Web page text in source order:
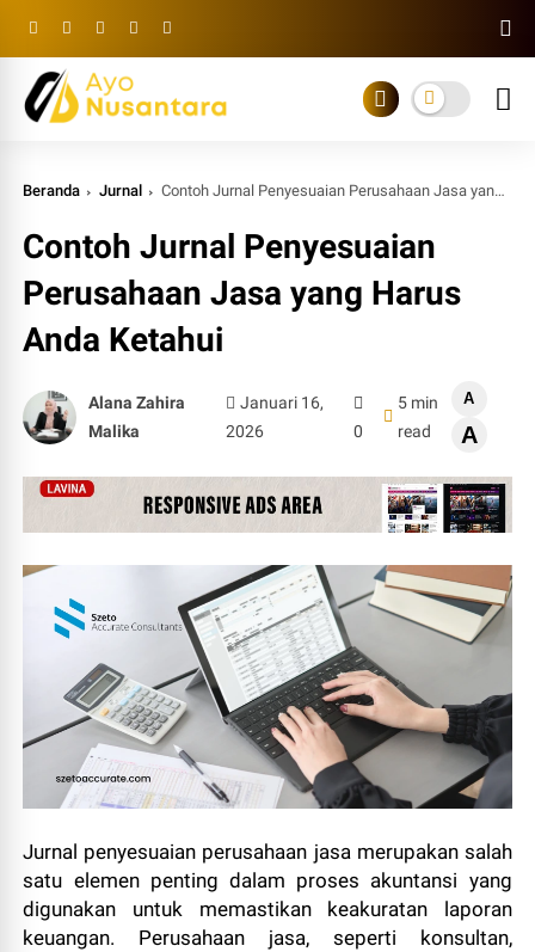
Beranda Jurnal Contoh Jurnal Penyesuaian Perusahaan Jasa yang Harus Anda Ketahui
Contoh Jurnal Penyesuaian
Perusahaan Jasa yang Harus
Anda Ketahui
Alana Zahira
Malika
Januari 16,
2026
0
5 min
read
A
A
Jurnal penyesuaian perusahaan jasa merupakan salah
satu elemen penting dalam proses akuntansi yang
digunakan untuk memastikan keakuratan laporan
keuangan. Perusahaan jasa, seperti konsultan,